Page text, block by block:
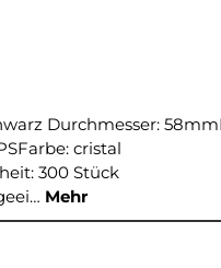
Durchmesser:
cristal
300 Stück
Mehr